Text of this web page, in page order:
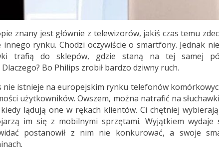
znany jest głównie z telewizorów, jakiś czas temu
innego rynku. Chodzi oczywiście o smartfony. Jednak
trafią do sklepów, gdzie staną na tej samej
Bo Philips zrobił bardzo dziwny ruch.
nie istnieje na europejskim rynku telefonów
użytkowników. Owszem, można natrafić na
lądują one w rękach klientów. Ci chętniej
im się z mobilnymi sprzętami. Wyjątkiem wydaje
postanowił z nim nie konkurować, a swoje